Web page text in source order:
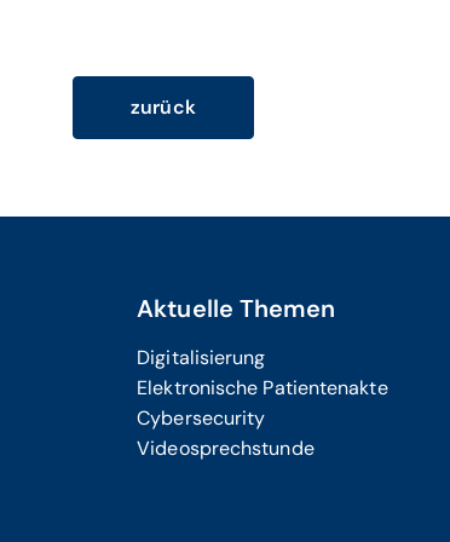
zurück
Aktuelle Themen
Digitalisierung
Elektronische Patientenakte
Cybersecurity
Videosprechstunde